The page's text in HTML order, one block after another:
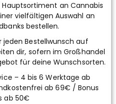
an Cannabis
vielfältigen Auswahl an
bestellen.
Bestellwunsch auf
dir, sofern im Großhandel
für deine Wunschsorten.
– 4 bis 6 Werktage ab
ab 69€ / Bonus
ab 50€